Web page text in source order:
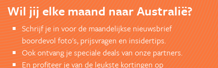
Wil jij elke maand naar Australië?
Schrijf je in voor de maandelijkse nieuwsbrief
boordevol foto's, prijsvragen en insidertips.
Ook ontvang je speciale deals van onze partners.
En profiteer je van de leukste kortingen op